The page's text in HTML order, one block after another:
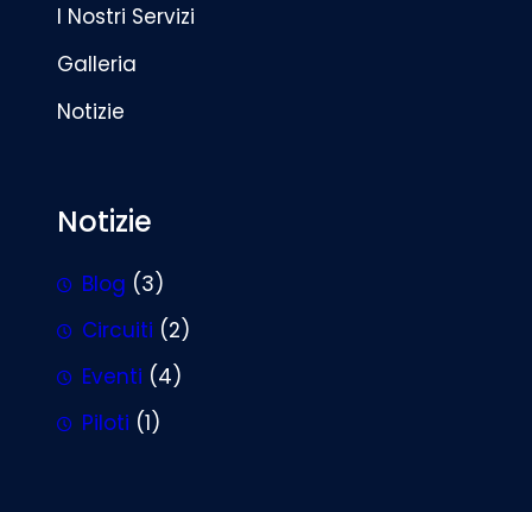
I Nostri Servizi
Galleria
Notizie
Notizie
Blog (3)
Circuiti (2)
Eventi (4)
Piloti (1)